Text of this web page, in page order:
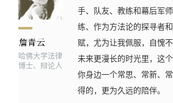
哈佛大学法律
博士、辩论人
手、队友、教练和幕后军
练、作为方法论的探寻者
赋，尤为让我佩服，自愧
未来更漫长的时光里，这
你身边一个常思、常新、
得的，更为久远的陪伴。